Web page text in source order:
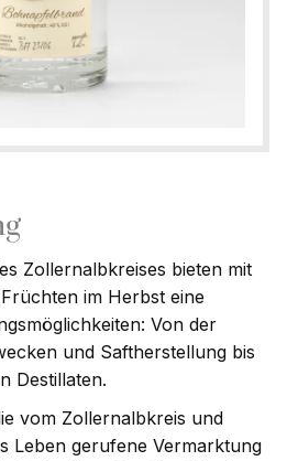
Zollernalbkreises bieten mit
im Herbst eine
Von der
und Saftherstellung bis
Destillaten.
vom Zollernalbkreis und
Leben gerufene Vermarktung